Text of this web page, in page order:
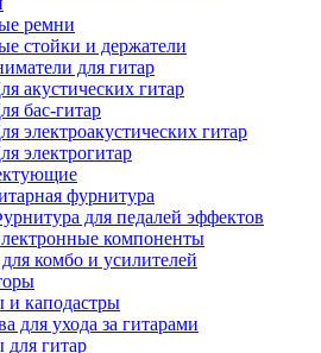
ремни
стойки и держатели
для гитар
акустических гитар
бас-гитар
электроакустических гитар
электрогитар
фурнитура
для педалей эффектов
компоненты
комбо и усилителей
и каподастры
для ухода за гитарами
гитар